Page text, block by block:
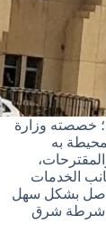
خصصته وزارة
به
الخدمات
بشكل سهل
شرطة شرق